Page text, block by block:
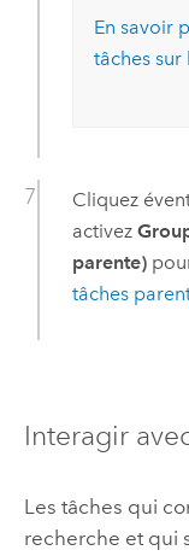
En savoir
tâches sur
Cliquez
activez
parente)
tâches
Interagir
Les tâches qui
recherche et qui